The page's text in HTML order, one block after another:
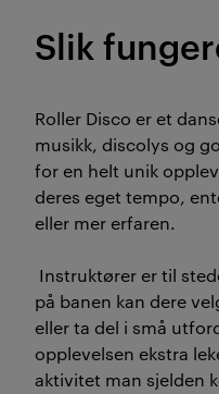
Slik
Roller Disco er et
musikk, discolys og
for en helt unik
deres eget tempo,
eller mer erfaren.
Instruktører er til
på banen kan dere
eller ta del i små
opplevelsen ekstra
aktivitet man sjelden